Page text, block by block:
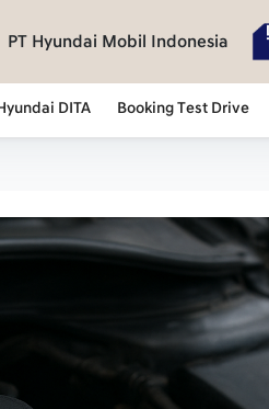
PT Hyundai Mobil Indonesia
DITA Booking Test Drive